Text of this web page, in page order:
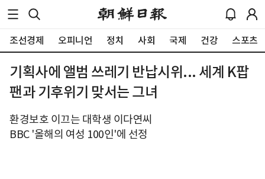
조선경제 오피니언 정치 사회 국제 건강 스포츠
기획사에 앨범 쓰레기 반납시위... 세계 K팝
팬과 기후위기 맞서는 그녀
환경보호 이끄는 대학생 이다연씨
BBC '올해의 여성 100인'에 선정